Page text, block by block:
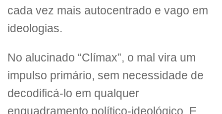
cada vez mais autocentrado e vago em
ideologias.
No alucinado “Clímax”, o mal vira um
impulso primário, sem necessidade de
decodificá-lo em qualquer
enquadramento político-ideológico. E